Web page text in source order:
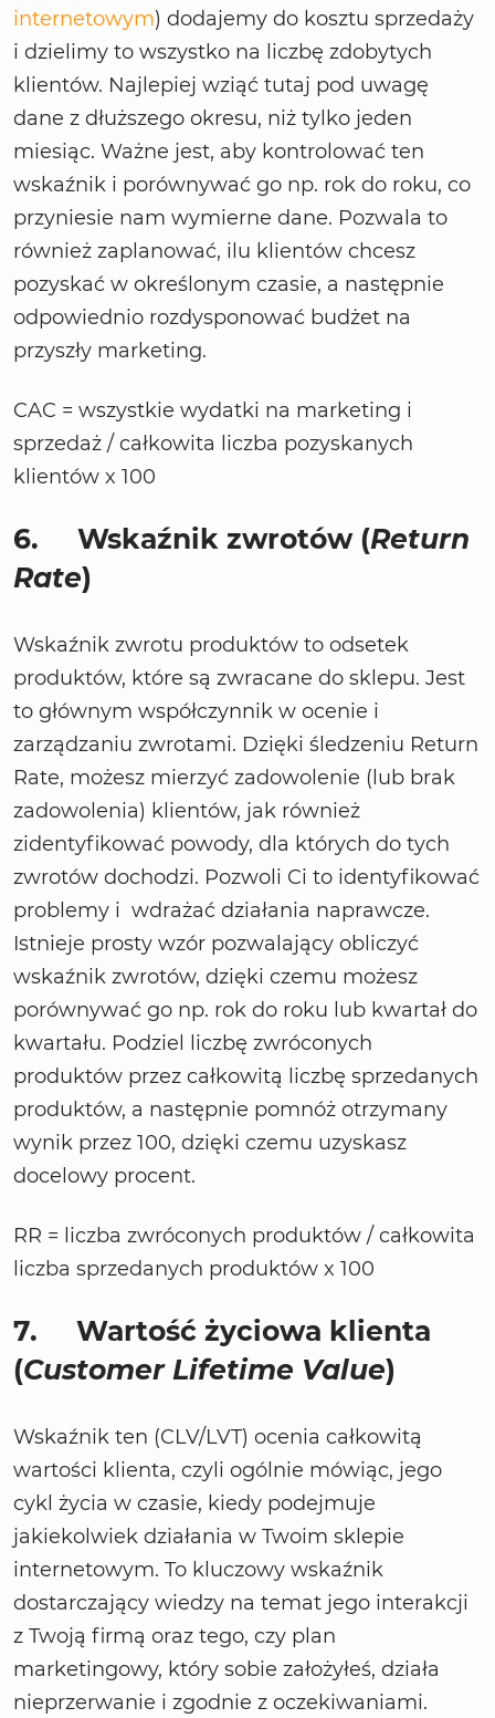
internetowym) dodajemy do kosztu sprzedaży
i dzielimy to wszystko na liczbę zdobytych
klientów. Najlepiej wziąć tutaj pod uwagę
dane z dłuższego okresu, niż tylko jeden
miesiąc. Ważne jest, aby kontrolować ten
wskaźnik i porównywać go np. rok do roku, co
przyniesie nam wymierne dane. Pozwala to
również zaplanować, ilu klientów chcesz
pozyskać w określonym czasie, a następnie
odpowiednio rozdysponować budżet na
przyszły marketing.
CAC = wszystkie wydatki na marketing i
sprzedaż / całkowita liczba pozyskanych
klientów x 100
6. Wskaźnik zwrotów (Return
Rate)
Wskaźnik zwrotu produktów to odsetek
produktów, które są zwracane do sklepu. Jest
to głównym współczynnik w ocenie i
zarządzaniu zwrotami. Dzięki śledzeniu Return
Rate, możesz mierzyć zadowolenie (lub brak
zadowolenia) klientów, jak również
zidentyfikować powody, dla których do tych
zwrotów dochodzi. Pozwoli Ci to identyfikować
problemy i wdrażać działania naprawcze.
Istnieje prosty wzór pozwalający obliczyć
wskaźnik zwrotów, dzięki czemu możesz
porównywać go np. rok do roku lub kwartał do
kwartału. Podziel liczbę zwróconych
produktów przez całkowitą liczbę sprzedanych
produktów, a następnie pomnóż otrzymany
wynik przez 100, dzięki czemu uzyskasz
docelowy procent.
RR = liczba zwróconych produktów / całkowita
liczba sprzedanych produktów x 100
7.
Wartość życiowa klienta
(Customer Lifetime Value)
Wskaźnik ten (CLV/LVT) ocenia całkowitą
wartości klienta, czyli ogólnie mówiąc, jego
cykl życia w czasie, kiedy podejmuje
jakiekolwiek działania w Twoim sklepie
internetowym. To kluczowy wskaźnik
dostarczający wiedzy na temat jego interakcji
z Twoją firmą oraz tego, czy plan
marketingowy, który sobie założyłeś, działa
nieprzerwanie i zgodnie z oczekiwaniami.